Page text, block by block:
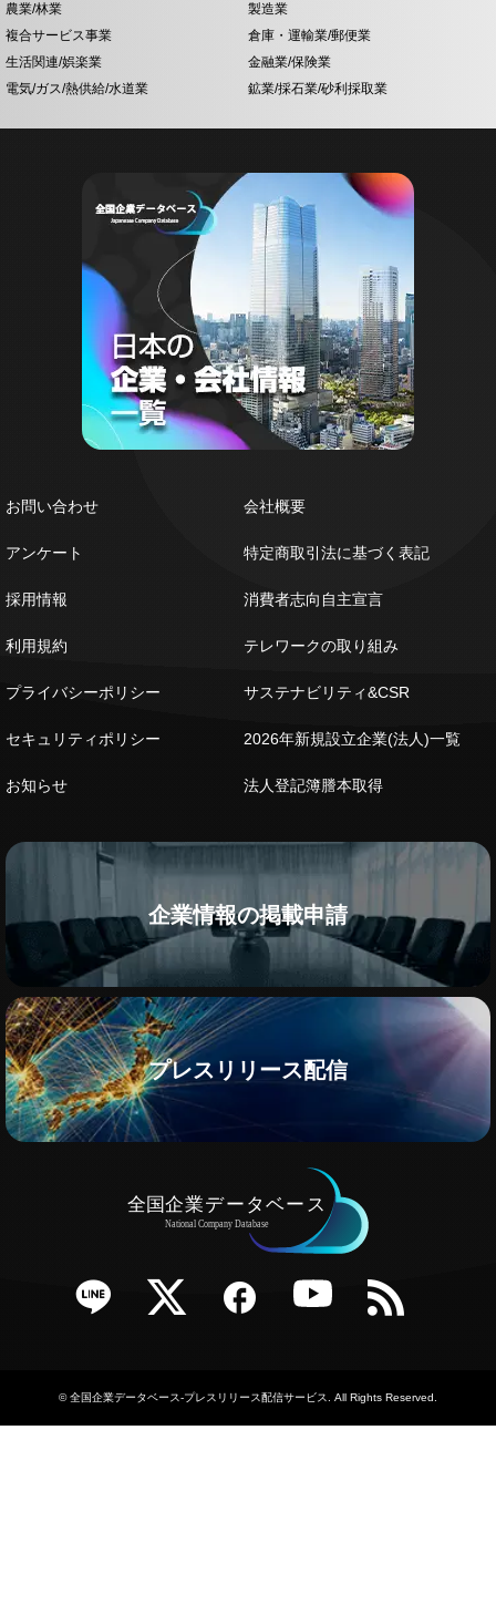
農業/林業
製造業
複合サービス事業
倉庫・運輸業/郵便業
生活関連/娯楽業
金融業/保険業
電気/ガス/熱供給/水道業
鉱業/採石業/砂利採取業
お問い合わせ
アンケート
採用情報
利用規約
プライバシーポリシー
セキュリティポリシー
お知らせ
会社概要
特定商取引法に基づく表記
消費者志向自主宣言
テレワークの取り組み
サステナビリティ&CSR
2026年新規設立企業(法人)一覧
法人登記簿謄本取得
企業情報の掲載申請
プレスリリース配信
Twitter Facebook YouTube RSS
©全国企業データベース-プレスリリース配信サービス . All Rights Reserved.